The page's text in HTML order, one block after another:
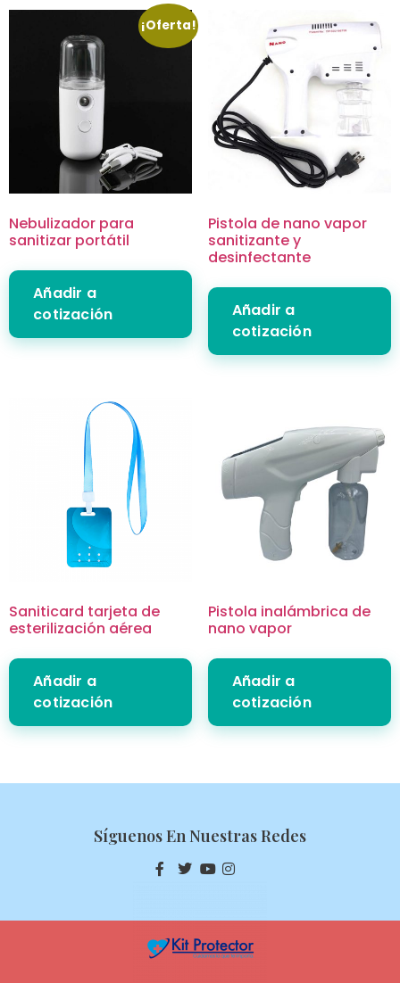
¡Oferta!
Nebulizador para
sanitizar portátil
Añadir a
cotización
Pistola de nano vapor
sanitizante y
desinfectante
Añadir a
cotización
Saniticard tarjeta de
esterilización aérea
Añadir a
cotización
Pistola inalámbrica de
nano vapor
Añadir a
cotización
Síguenos En Nuestras Redes